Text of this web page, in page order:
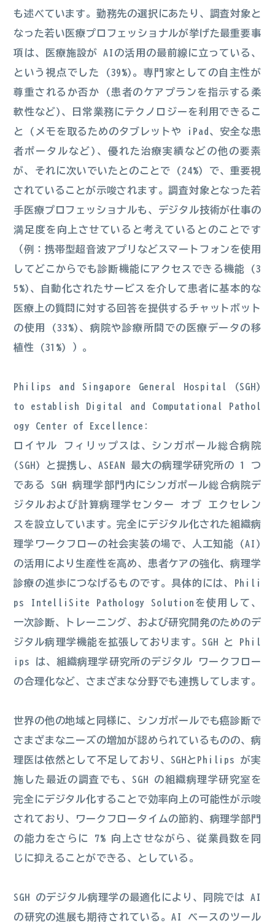
も述べています。勤務先の選択にあたり、調査対象と
なった若い医療プロフェッショナルが挙げた最重要事
項は、医療施設が AIの活用の最前線に立っている、
という視点でした (39%)。専門家としての自主性が
尊重されるか否か (患者のケアプランを指示する柔
軟性など)、日常業務にテクノロジーを利用できるこ
と (メモを取るためのタブレットや iPad、安全な患
者ポータルなど)、優れた治療実績などの他の要素
が、それに次いでいたとのことで (24%) で、重要視
されていることが示唆されます。調査対象となった若
手医療プロフェッショナルも、デジタル技術が仕事の
満足度を向上させていると考えているとのことです
（例：携帯型超音波アプリなどスマートフォンを使用
してどこからでも診断機能にアクセスできる機能 (3
5%)、自動化されたサービスを介して患者に基本的な
医療上の質問に対する回答を提供するチャットボット
の使用 (33%)、病院や診療所間での医療データの移
植性 (31%) ）。
Philips and Singapore General Hospital (SGH)
to establish Digital and Computational Pathol
ogy Center of Excellence:
ロイヤル フィリップスは、シンガポール総合病院
(SGH) と提携し、ASEAN 最大の病理学研究所の 1 つ
である SGH 病理学部門内にシンガポール総合病院デ
ジタルおよび計算病理学センター オブ エクセレン
スを設立しています。完全にデジタル化された組織病
理学ワークフローの社会実装の場で、人工知能 (AI)
の活用により生産性を高め、患者ケアの強化、病理学
診療の進歩につなげるものです。具体的には、Phili
ps IntelliSite Pathology Solutionを使用して、
一次診断、トレーニング、および研究開発のためのデ
ジタル病理学機能を拡張しております。SGH と Phil
ips は、組織病理学研究所のデジタル ワークフロー
の合理化など、さまざまな分野でも連携してします。
世界の他の地域と同様に、シンガポールでも癌診断で
さまざまなニーズの増加が認められているものの、病
理医は依然として不足しており、SGHとPhilips が実
施した最近の調査でも、SGH の組織病理学研究室を
完全にデジタル化することで効率向上の可能性が示唆
されており、ワークフロータイムの節約、病理学部門
の能力をさらに 7% 向上させながら、従業員数を同
じに抑えることができる、としている。
SGH のデジタル病理学の最適化により、同院では AI
の研究の進展も期待されている。AI ベースのツール